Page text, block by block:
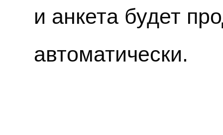
и анкета будет
автоматически.